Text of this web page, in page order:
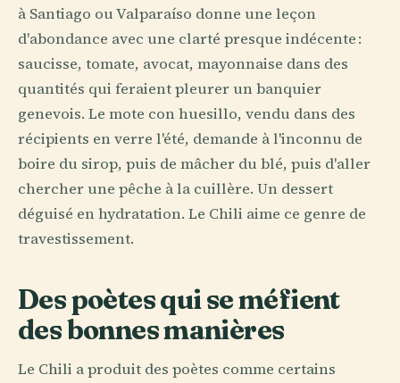
à Santiago ou Valparaíso donne une leçon
d'abondance avec une clarté presque indécente :
saucisse, tomate, avocat, mayonnaise dans des
quantités qui feraient pleurer un banquier
genevois. Le mote con huesillo, vendu dans des
récipients en verre l'été, demande à l'inconnu de
boire du sirop, puis de mâcher du blé, puis d'aller
chercher une pêche à la cuillère. Un dessert
déguisé en hydratation. Le Chili aime ce genre de
travestissement.
Des poètes qui se méfient
des bonnes manières
Le Chili a produit des poètes comme certains